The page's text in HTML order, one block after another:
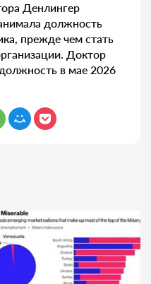
Денлингер
должность
прежде чем стать
Доктор
в мае 2026